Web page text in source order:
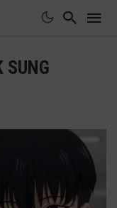
SUNG